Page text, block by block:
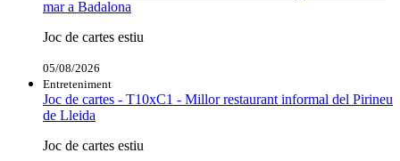
mar a Badalona
Joc de cartes estiu
05/08/2026
Entreteniment
Joc de cartes - T10xC1 - Millor restaurant informal del Pirineu
de Lleida
Joc de cartes estiu